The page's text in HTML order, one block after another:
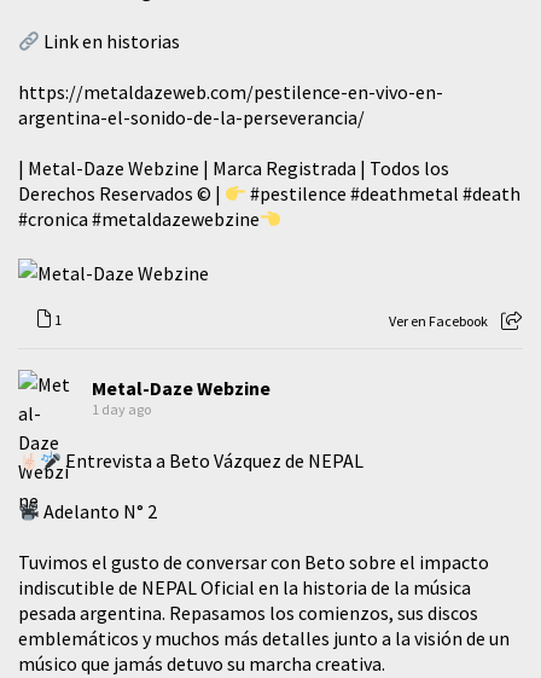
Link en historias
https://metaldazeweb.com/pestilence-en-vivo-en-
argentina-el-sonido-de-la-perseverancia/
| Metal-Daze Webzine | Marca Registrada | Todos los
Derechos Reservados © |
#pestilence #deathmetal #death
#cronica #metaldazewebzine
1 Ver en Facebook
Metal-Daze Webzine
1 day ago
Entrevista a Beto Vázquez de NEPAL
Adelanto N° 2
Tuvimos el gusto de conversar con Beto sobre el impacto
indiscutible de NEPAL Oficial en la historia de la música
pesada argentina. Repasamos los comienzos, sus discos
emblemáticos y muchos más detalles junto a la visión de un
músico que jamás detuvo su marcha creativa.